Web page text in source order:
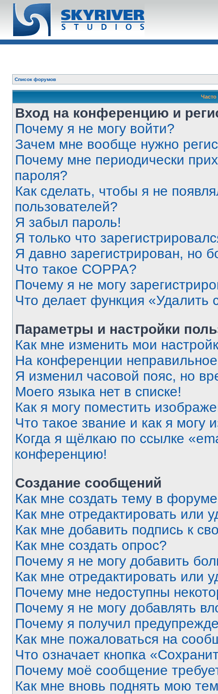
Список форумов
Вход на конференцию и
Почему я не могу войти?
Зачем мне вообще нужно
Почему мне периодически
пароля?
Как сделать, чтобы я не
пользователей?
Я забыл пароль!
Я только что
Я давно зарегистрирован, но
Что такое COPPA?
Почему я не могу
Что делает функция «Удалить
Параметры и настройки
Как мне изменить мои
На конференции
Я изменил часовой пояс, но
Моего языка нет в списке!
Как я могу поместить
Что такое звание и как я могу
Когда я щёлкаю по ссылке
конференцию!
Создание сообщений
Как мне создать тему в
Как мне отредактировать или
Как мне добавить подпись к
Как мне создать опрос?
Почему я не могу добавить
Как мне отредактировать или
Почему мне недоступны
Почему я не могу добавлять
Почему я получил
Как мне пожаловаться на
Что означает кнопка
Почему моё сообщение
Как мне вновь поднять мою